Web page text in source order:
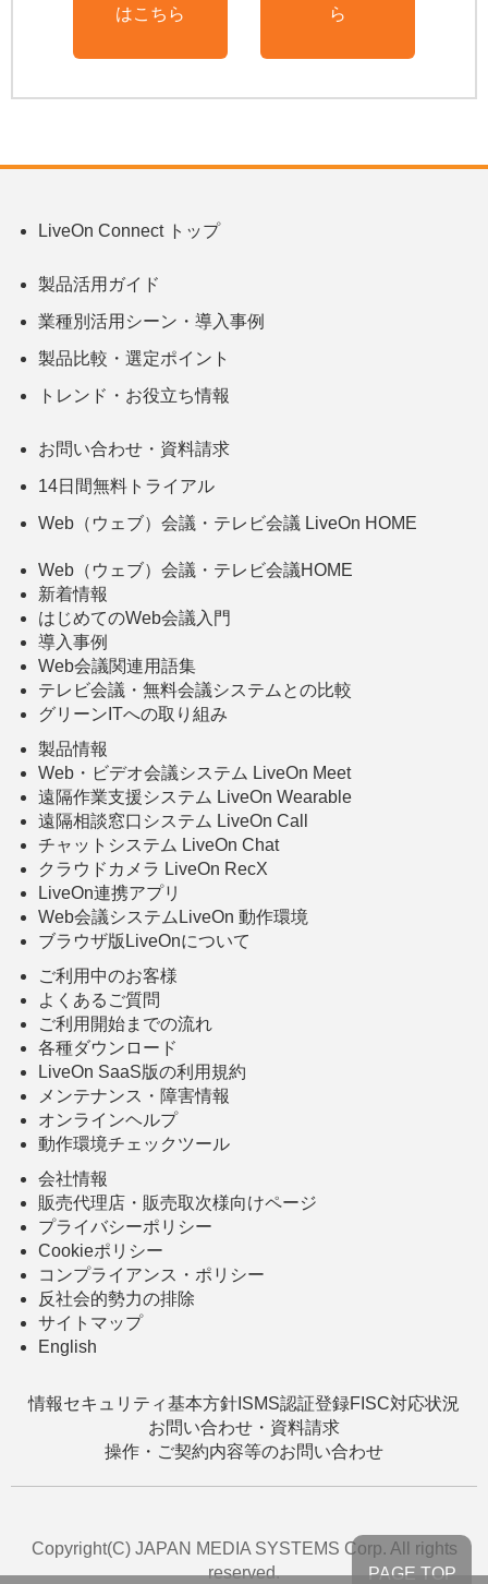
はこちら
ら
LiveOn Connect トップ
製品活用ガイド
業種別活用シーン・導入事例
製品比較・選定ポイント
トレンド・お役立ち情報
お問い合わせ・資料請求
14日間無料トライアル
Web（ウェブ）会議・テレビ会議 LiveOn HOME
Web（ウェブ）会議・テレビ会議HOME
新着情報
はじめてのWeb会議入門
導入事例
Web会議関連用語集
テレビ会議・無料会議システムとの比較
グリーンITへの取り組み
製品情報
Web・ビデオ会議システム LiveOn Meet
遠隔作業支援システム LiveOn Wearable
遠隔相談窓口システム LiveOn Call
チャットシステム LiveOn Chat
クラウドカメラ LiveOn RecX
LiveOn連携アプリ
Web会議システムLiveOn 動作環境
ブラウザ版LiveOnについて
ご利用中のお客様
よくあるご質問
ご利用開始までの流れ
各種ダウンロード
LiveOn SaaS版の利用規約
メンテナンス・障害情報
オンラインヘルプ
動作環境チェックツール
会社情報
販売代理店・販売取次様向けページ
プライバシーポリシー
Cookieポリシー
コンプライアンス・ポリシー
反社会的勢力の排除
サイトマップ
English
情報セキュリティ基本方針 ISMS認証登録FISC対応状況
お問い合わせ・資料請求
操作・ご契約内容等のお問い合わせ
Copyright(C) JAPAN MEDIA SYSTEMS Corp. All rights
reserved.
PAGE TOP